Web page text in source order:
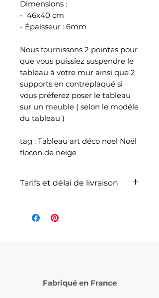
Dimensions :
- 46x40 cm
- Épaisseur : 6mm
Nous fournissons 2 pointes pour
que vous puissiez suspendre le
tableau à votre mur ainsi que 2
supports en contreplaqué si
vous préferez poser le tableau
sur un meuble ( selon le modéle
du tableau )
tag : Tableau art déco noel Noël
flocon de neige
Tarifs et délai de livraison
comprise dans le prix de
de votre commande (
Fabriqué en France